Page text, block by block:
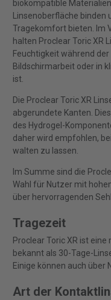
biokompatible
Linsenoberfläche binden
Tragekomfort bieten. Im
halten Proclear Toric XR
Feuchtigkeit während
Bildschirmarbeit oder in
ist.
Die Proclear Toric XR
abgerundete Kanten.
des Hydrogel-
daher wird empfohlen,
walten zu lassen.
Im Summe sind die
Wahl für Nutzer mit
über hervorragenden
Tragezeit
Proclear Toric XR ist
bekannt als 30-Tage-
Einige können auch über
Art der